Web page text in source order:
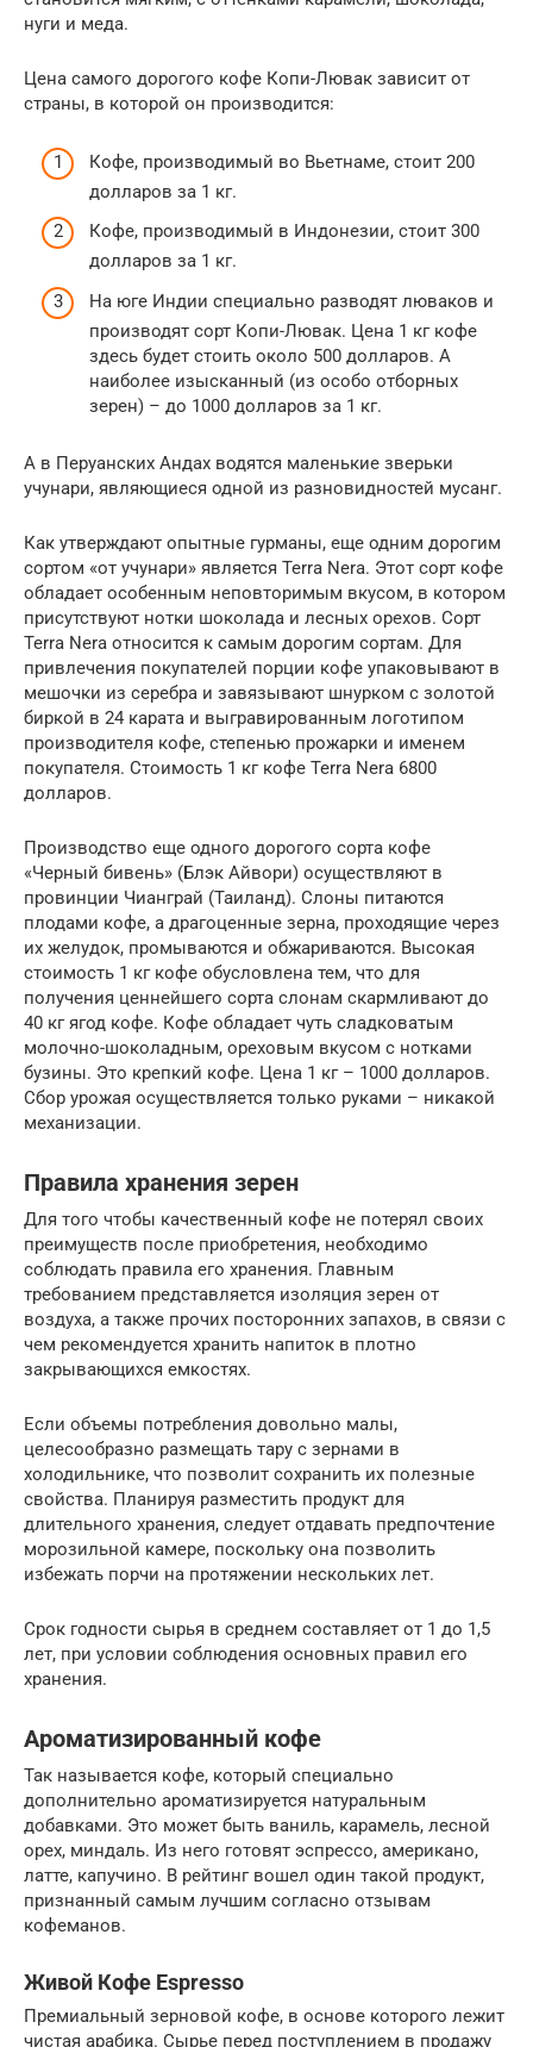
нуги и меда.
Цена самого дорогого кофе Копи-Лювак зависит от
страны, в которой он производится:
Кофе, производимый во Вьетнаме, стоит 200
долларов за 1 кг.
Кофе, производимый в Индонезии, стоит 300
долларов за 1 кг.
На юге Индии специально разводят люваков и
производят сорт Копи-Лювак. Цена 1 кг кофе
здесь будет стоить около 500 долларов. А
наиболее изысканный (из особо отборных
зерен) – до 1000 долларов за 1 кг.
А в Перуанских Андах водятся маленькие зверьки
учунари, являющиеся одной из разновидностей мусанг.
Как утверждают опытные гурманы, еще одним дорогим
сортом «от учунари» является Terra Nera. Этот сорт кофе
обладает особенным неповторимым вкусом, в котором
присутствуют нотки шоколада и лесных орехов. Сорт
Terra Nera относится к самым дорогим сортам. Для
привлечения покупателей порции кофе упаковывают в
мешочки из серебра и завязывают шнурком с золотой
биркой в 24 карата и выгравированным логотипом
производителя кофе, степенью прожарки и именем
покупателя. Стоимость 1 кг кофе Terra Nera 6800
долларов.
Производство еще одного дорогого сорта кофе
«Черный бивень» (Блэк Айвори) осуществляют в
провинции Чианграй (Таиланд). Слоны питаются
плодами кофе, а драгоценные зерна, проходящие через
их желудок, промываются и обжариваются. Высокая
стоимость 1 кг кофе обусловлена тем, что для
получения ценнейшего сорта слонам скармливают до
40 кг ягод кофе. Кофе обладает чуть сладковатым
молочно-шоколадным, ореховым вкусом с нотками
бузины. Это крепкий кофе. Цена 1 кг – 1000 долларов.
Сбор урожая осуществляется только руками – никакой
механизации.
Правила хранения зерен
Для того чтобы качественный кофе не потерял своих
преимуществ после приобретения, необходимо
соблюдать правила его хранения. Главным
требованием представляется изоляция зерен от
воздуха, а также прочих посторонних запахов, в связи с
чем рекомендуется хранить напиток в плотно
закрывающихся емкостях.
Если объемы потребления довольно малы,
целесообразно размещать тару с зернами в
холодильнике, что позволит сохранить их полезные
свойства. Планируя разместить продукт для
длительного хранения, следует отдавать предпочтение
морозильной камере, поскольку она позволить
избежать порчи на протяжении нескольких лет.
Срок годности сырья в среднем составляет от 1 до 1,5
лет, при условии соблюдения основных правил его
хранения.
Ароматизированный кофе
Так называется кофе, который специально
дополнительно ароматизируется натуральным
добавками. Это может быть ваниль, карамель, лесной
орех, миндаль. Из него готовят эспрессо, американо,
латте, капучино. В рейтинг вошел один такой продукт,
признанный самым лучшим согласно отзывам
кофеманов.
Живой Кофе Espresso
Премиальный зерновой кофе, в основе которого лежит
чистая арабика. Сырье перед поступлением в продажу